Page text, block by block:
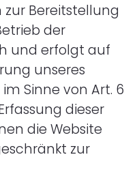
zur Bereitstellung
der
und erfolgt auf
unseres
Sinne von Art. 6
dieser
die Website
zur